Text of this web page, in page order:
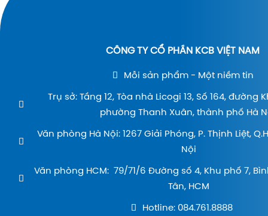
CÔNG TY CỔ PHẦN KCB VIỆT NAM
Mỗi sản phẩm - Một niềm tin
Trụ sở: Tầng 12, Tòa nhà Licogi 13, Số 164, đường
phường Thanh Xuân, thành phố Hà
Văn phòng Hà Nội: 1267 Giải Phóng, P. Thịnh Liệt,
Nội
Văn phòng HCM: 79/71/6 Đường số 4, Khu phố 7,
Tân, HCM
Hotline: 084.761.8888